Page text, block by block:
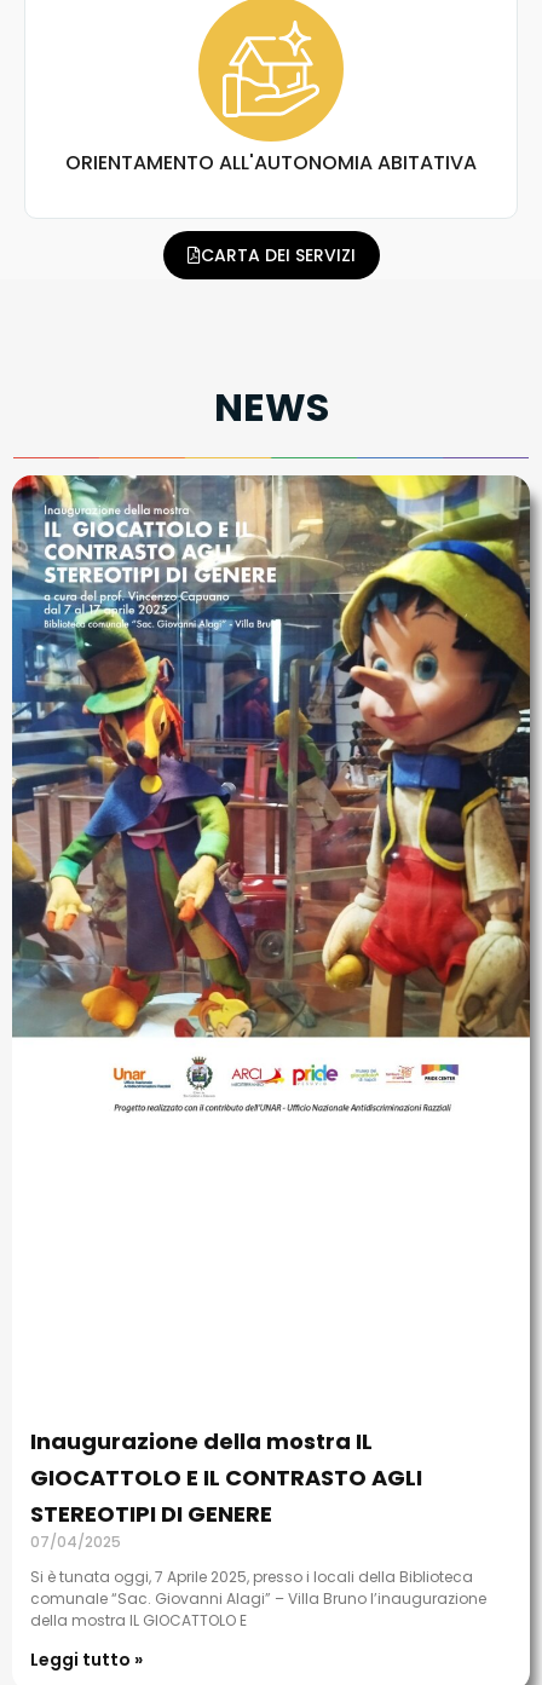
ORIENTAMENTO ALL'AUTONOMIA ABITATIVA
CARTA DEI SERVIZI
NEWS
Inaugurazione della mostra IL
GIOCATTOLO E IL CONTRASTO AGLI
STEREOTIPI DI GENERE
07/04/2025
Si è tunata oggi, 7 Aprile 2025, presso i locali della Biblioteca
comunale “Sac. Giovanni Alagi” – Villa Bruno l’inaugurazione
della mostra IL GIOCATTOLO E
Leggi tutto »